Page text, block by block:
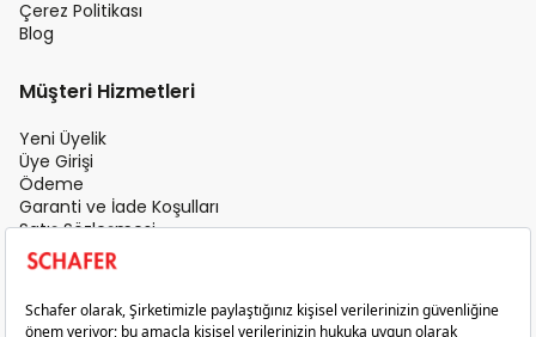
Çerez Politikası
Blog
Müşteri Hizmetleri
Yeni Üyelik
Üye Girişi
Ödeme
Garanti ve İade Koşulları
Satış Sözleşmesi
Üyelik Sözleşmesi
İletişim
Teslimat Koşulları
Gizlilik ve Güvenlik